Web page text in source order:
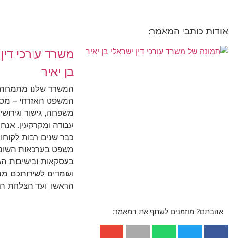
אודות כותבי המאמר:
משרד עורכי
בן יאיר
המשרד שלנו
המשפט האזרחי –
משפחה, גישור
עבודה ומקרקעין.
כבר שנים רבות
משפט בערכאות
בעסקאות ובישיבות
ועומדים לשירותכם
הראשון ועד הצלחת
אהבתם? מוזמנים לשתף את המאמר: